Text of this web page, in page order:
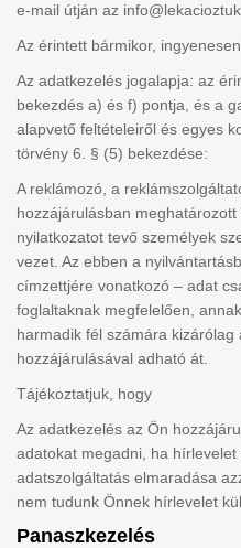
e-mail útján az
Az érintett bármikor,
Az adatkezelés jogalapja: az
bekezdés a) és f) pontja, és a
alapvető feltételeiről és egyes
törvény 6. § (5) bekezdése:
A reklámozó, a
hozzájárulásban
nyilatkozatot tevő személyek
vezet. Az ebben a
címzettjére vonatkozó – adat
foglaltaknak megfelelően,
harmadik fél számára
hozzájárulásával adható át.
Tájékoztatjuk, hogy
Az adatkezelés az Ön
adatokat megadni, ha
adatszolgáltatás elmaradása
nem tudunk Önnek hírlevelet
Panaszkezelés